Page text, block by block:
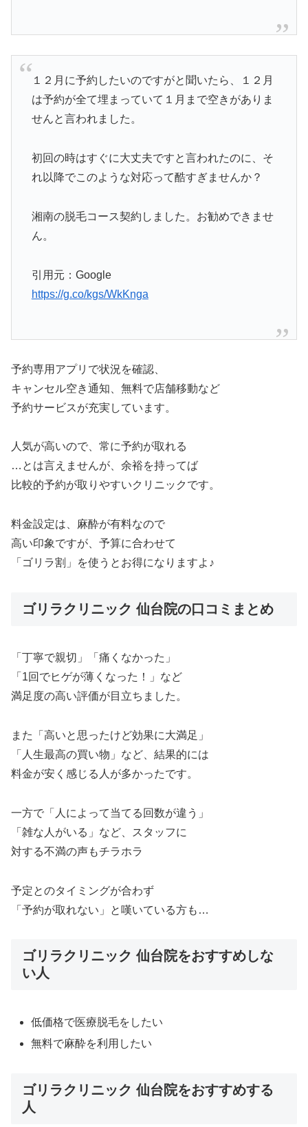
１２月に予約したいのですがと聞いたら、１２月
は予約が全て埋まっていて１月まで空きがありま
せんと言われました。
初回の時はすぐに大丈夫ですと言われたのに、そ
れ以降でこのような対応って酷すぎませんか？
湘南の脱毛コース契約しました。お勧めできませ
ん。
引用元：Google
https://g.co/kgs/WkKnga
予約専用アプリで状況を確認、
キャンセル空き通知、無料で店舗移動など
予約サービスが充実しています。
人気が高いので、常に予約が取れる
…とは言えませんが、余裕を持ってば
比較的予約が取りやすいクリニックです。
料金設定は、麻酔が有料なので
高い印象ですが、予算に合わせて
「ゴリラ割」を使うとお得になりますよ♪
ゴリラクリニック 仙台院の口コミまとめ
「丁寧で親切」「痛くなかった」
「1回でヒゲが薄くなった！」など
満足度の高い評価が目立ちました。
また「高いと思ったけど効果に大満足」
「人生最高の買い物」など、結果的には
料金が安く感じる人が多かったです。
一方で「人によって当てる回数が違う」
「雑な人がいる」など、スタッフに
対する不満の声もチラホラ
予定とのタイミングが合わず
「予約が取れない」と嘆いている方も…
ゴリラクリニック 仙台院をおすすめしな
い人
低価格で医療脱毛をしたい
無料で麻酔を利用したい
ゴリラクリニック 仙台院をおすすめする
人